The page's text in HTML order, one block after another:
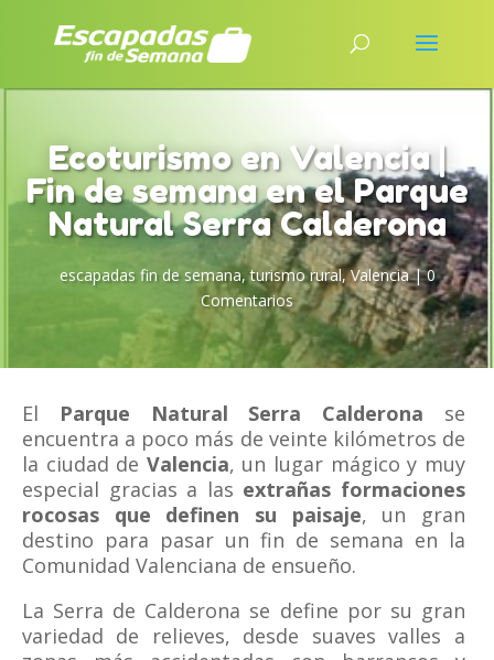
Ecoturismo en Valencia |
Fin de semana en el Parque
Natural Serra Calderona
escapadas fin de semana,turismo rural,Valencia|0
Comentarios
El Parque Natural Serra Calderona se
encuentra a poco más de veinte kilómetros de
la ciudad de Valencia, un lugar mágico y muy
especial gracias a las extrañas formaciones
rocosas que definen su paisaje, un gran
destino para pasar un fin de semana en la
Comunidad Valenciana de ensueño.
La Serra de Calderona se define por su gran
variedad de relieves, desde suaves valles a